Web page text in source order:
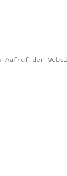
Aufruf der